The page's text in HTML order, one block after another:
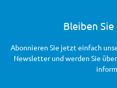
Bleiben
Abonnieren Sie jetzt einfach
Newsletter und werden Sie